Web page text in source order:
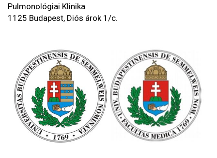
Pulmonológiai Klinika
1125 Budapest, Diós árok 1/c.